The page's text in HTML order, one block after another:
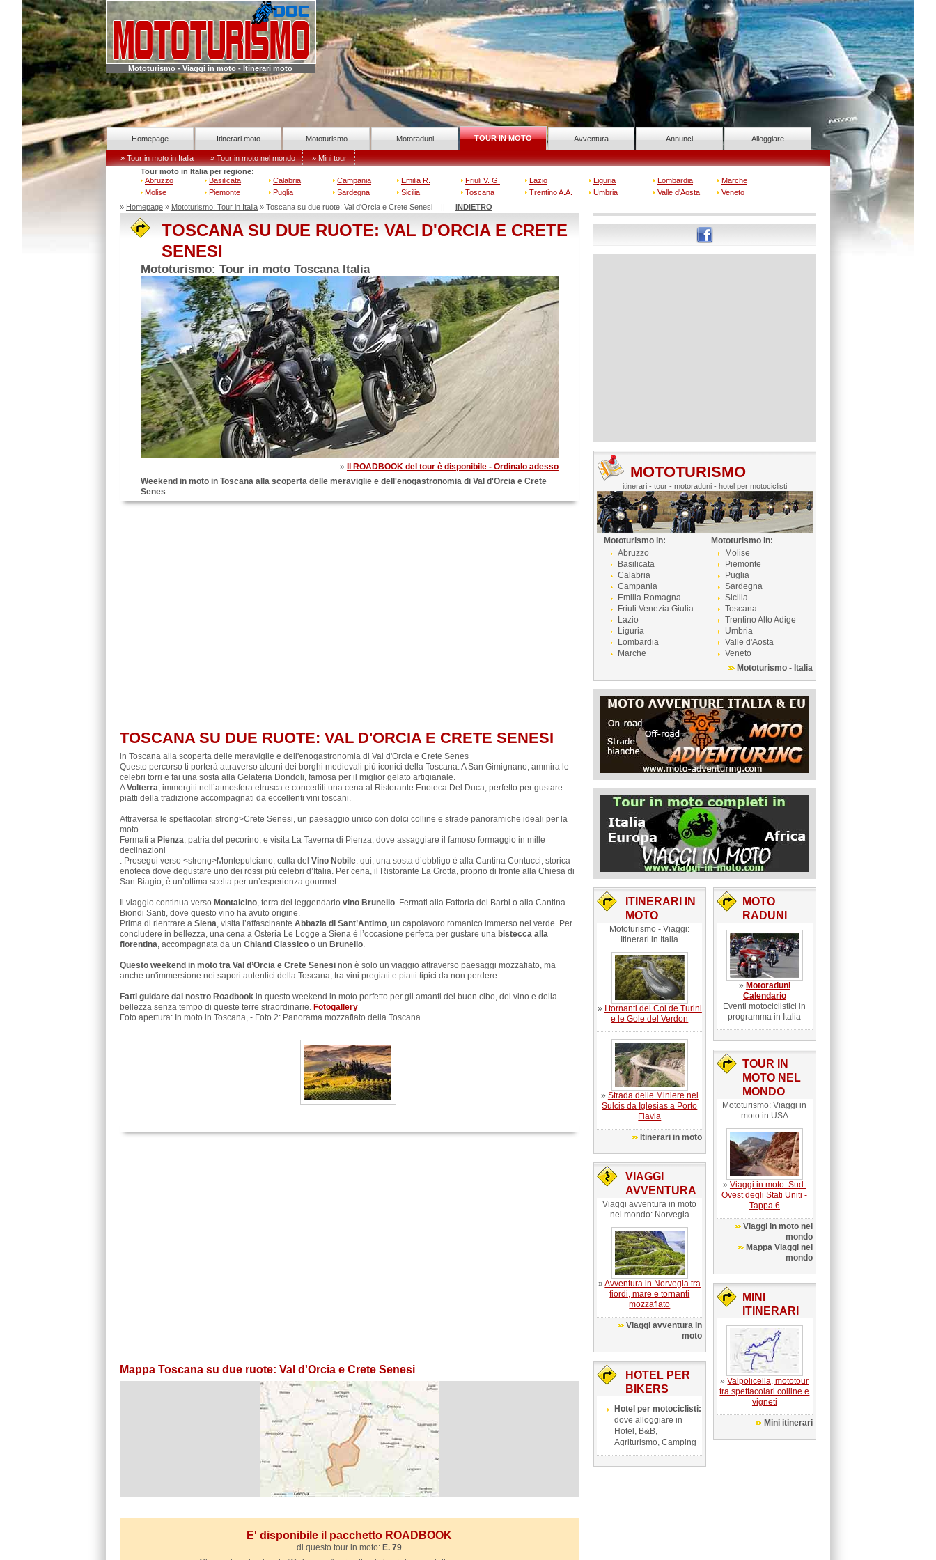
Mototurismo - Viaggi in moto - Itinerari moto
Homepage Itinerari moto Mototurismo Motoraduni TOUR IN MOTO Avventura Annunci Alloggiare
» Tour in moto in Italia » Tour in moto nel mondo
» Mini tour
Tour moto in Italia per regione:
Abruzzo
Basilicata Calabria Campania Emilia R. Friuli V. G. Lazio Liguria Lombardia
Marche
Molise
Piemonte Puglia Sardegna Sicilia Toscana Trentino A.A. Umbria Valle d'Aosta
Veneto
» Homepage» Mototurismo: Tour in Italia» Toscana su due ruote: Val d'Orcia e Crete Senesi || INDIETRO
TOSCANA SU DUE RUOTE: VAL D'ORCIA E CRETE
SENESI
Mototurismo: Tour in moto Toscana Italia
»
Il ROADBOOK del tour è disponibile - Ordinalo adesso
Weekend in moto in Toscana alla scoperta delle meraviglie e dell'enogastronomia di Val d'Orcia e Crete
Senes
TOSCANA SU DUE RUOTE: VAL D'ORCIA E CRETE SENESI
in Toscana alla scoperta delle meraviglie e dell'enogastronomia di Val d'Orcia e Crete Senes
Questo percorso ti porterà attraverso alcuni dei borghi medievali più iconici della Toscana. A San Gimignano, ammira le
celebri torri e fai una sosta alla Gelateria Dondoli, famosa per il miglior gelato artigianale.
AVolterra, immergiti nell’atmosfera etrusca e concediti una cena al Ristorante Enoteca Del Duca, perfetto per gustare
piatti della tradizione accompagnati da eccellenti vini toscani.
Attraversa le spettacolari strong>Crete Senesi, un paesaggio unico con dolci colline e strade panoramiche ideali per la
moto.
Fermati a Pienza, patria del pecorino, e visita La Taverna di Pienza, dove assaggiare il famoso formaggio in mille
declinazioni
. Prosegui verso <strong>Montepulciano, culla del Vino Nobile: qui, una sosta d’obbligo è alla Cantina Contucci, storica
enoteca dove degustare uno dei rossi più celebri d’Italia. Per cena, il Ristorante La Grotta, proprio di fronte alla Chiesa di
San Biagio, è un’ottima scelta per un’esperienza gourmet.
Il viaggio continua verso Montalcino, terra del leggendario vino Brunello. Fermati alla Fattoria dei Barbi o alla Cantina
Biondi Santi, dove questo vino ha avuto origine.
Prima di rientrare a Siena, visita l’affascinante Abbazia di Sant’Antimo, un capolavoro romanico immerso nel verde. Per
concludere in bellezza, una cena a Osteria Le Logge a Siena è l’occasione perfetta per gustare una bistecca alla
fiorentina, accompagnata da un Chianti Classicoo un Brunello.
Questo weekend in moto tra Val d’Orcia e Crete Senesinon è solo un viaggio attraverso paesaggi mozzafiato, ma
anche un'immersione nei sapori autentici della Toscana, tra vini pregiati e piatti tipici da non perdere.
Fatti guidare dal nostro Roadbookin questo weekend in moto perfetto per gli amanti del buon cibo, del vino e della
bellezza senza tempo di queste terre straordinarie. Fotogallery
Foto apertura: In moto in Toscana, - Foto 2: Panorama mozzafiato della Toscana.
Mappa Toscana su due ruote: Val d'Orcia e Crete Senesi
E' disponibile il pacchetto ROADBOOK
di questo tour in moto: E. 79
MOTOTURISMO
itinerari - tour - motoraduni - hotel per motociclisti
Mototurismo in:
Abruzzo
Basilicata
Calabria
Campania
Emilia Romagna
Friuli Venezia Giulia
Lazio
Liguria
Lombardia
Marche
Mototurismo in:
Molise
Piemonte
Puglia
Sardegna
Sicilia
Toscana
Trentino Alto Adige
Umbria
Valle d'Aosta
Veneto
Mototurismo - Italia
ITINERARI IN
MOTO
Mototurismo - Viaggi:
Itinerari in Italia
»
I tornanti del Col de Turini
e le Gole del Verdon
» Strada delle Miniere nel
Sulcis da Iglesias a Porto
Flavia
Itinerari in moto
VIAGGI
AVVENTURA
Viaggi avventura in moto
nel mondo: Norvegia
»Avventura in Norvegia tra
fiordi, mare e tornanti
mozzafiato
Viaggi avventura in
moto
HOTEL PER
BIKERS
Hotel per motociclisti:
dove alloggiare in
Hotel, B&B,
Agriturismo, Camping
MOTO
RADUNI
» Motoraduni
Calendario
Eventi motociclistici in
programma in Italia
TOUR IN
MOTO NEL
MONDO
Mototurismo: Viaggi in
moto in USA
» Viaggi in moto: Sud-
Ovest degli Stati Uniti -
Tappa 6
Viaggi in moto nel
mondo
Mappa Viaggi nel
mondo
MINI
ITINERARI
»Valpolicella, mototour
tra spettacolari colline e
vigneti
Mini itinerari